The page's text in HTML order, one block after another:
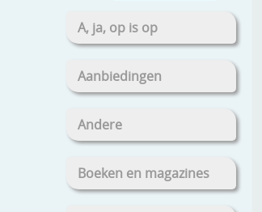
A, ja, op is op
Aanbiedingen
Andere
Boeken en magazines